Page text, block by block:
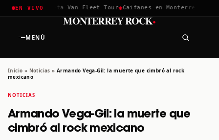
EN VIVO
2026✱Greta Van Fleet Tour✱Caifanes en Monterrey · 12
MENÚ
MONTERREY ROCK·
Inicio » Noticias » Armando Vega-Gil: la muerte que cimbró al rock
mexicano
NOTICIAS
Armando Vega-Gil: la muerte que
cimbró al rock mexicano